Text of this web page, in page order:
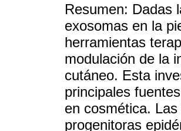
Resumen: Dadas
exosomas en la
herramientas
modulación de la
cutáneo. Esta
principales
en cosmética.
progenitoras